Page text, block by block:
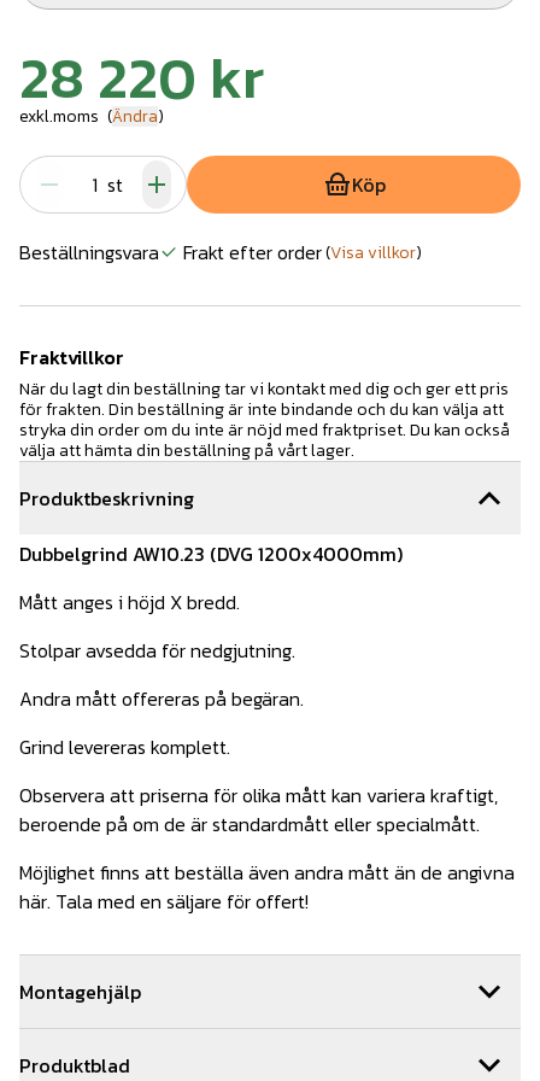
Produktbeskrivning
Dubbelgrind AW10.23 (DVG 1200x4000mm)
Mått anges i höjd X bredd.
Stolpar avsedda för nedgjutning.
Andra mått offereras på begäran.
Grind levereras komplett.
Observera att priserna för olika mått kan variera kraftigt,
beroende på om de är standardmått eller specialmått.
Möjlighet finns att beställa även andra mått än de angivna
här. Tala med en säljare för offert!
Montagehjälp
vi dig gärna. Vi har ett team med kunniga montörer som är
Produktblad
28 220 kr
exkl.moms (Ändra)
st Köp
Beställningsvara Frakt efter order(Visa villkor)
Fraktvillkor
När du lagt din beställning tar vi kontakt med dig och ger ett pris
för frakten. Din beställning är inte bindande och du kan välja att
stryka din order om du inte är nöjd med fraktpriset. Du kan också
välja att hämta din beställning på vårt lager.